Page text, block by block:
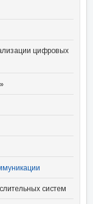
цифровых
систем